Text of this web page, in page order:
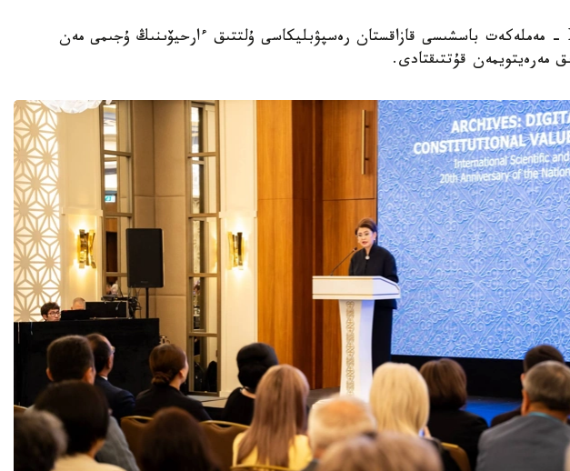
استانا. KAZINFORM - مەملەكەت باسشىسى قازاقستان رەسپۋبليكاسى ۇلتتىق ءارحيۆىنىڭ ۇجىمى مەن